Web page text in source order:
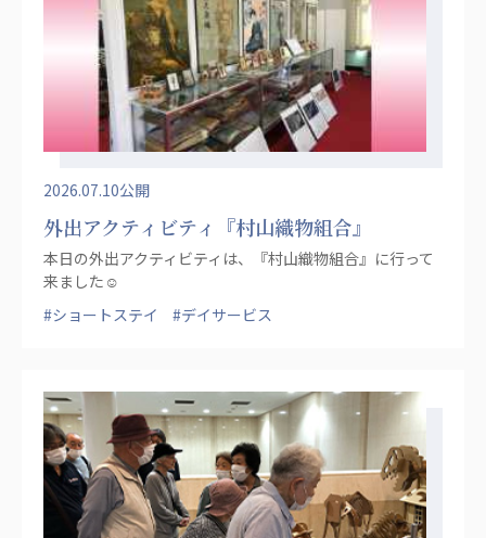
株式会社エネクト 株式会社 G.com R＆M
海外グループ会社
美迪克（上海）商务咨询有限公司
台灣善合股份有限公司
Angkor-Japan Friendship International
Hospital
クヴィアン小学校・カンボジア日本友好共生クヴ
ィアン中学校
カンボジア日本友好技術教育センター
海外子会社・合弁会社
瀋陽長者会
上海介護施設
広州谷豊園
2026.07.10公開
外出アクティビティ『村山織物組合』
本日の外出アクティビティは、『村山織物組合』に行って
来ました☺
#ショートステイ
#デイサービス